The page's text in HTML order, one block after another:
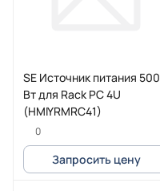
SE Источник питания 500
Вт для Rack PC 4U
(HMIYRMRC41)
0
Запросить цену